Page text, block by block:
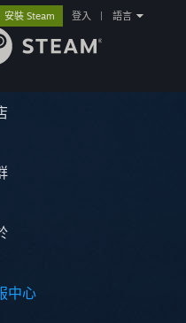
中心
安裝 Steam 登入 語言